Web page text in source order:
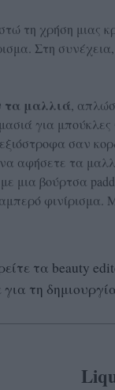
τη χρήση μιας
Στη
τα μαλλιά,
για
σαν
αφήσετε τα
μια βούρτσα
φινίρισμα.
τα beauty
για τη